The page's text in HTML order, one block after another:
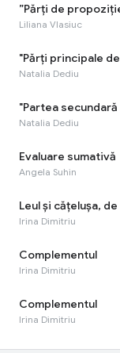
”Părți de
Liliana Vlasiuc
"Părți principale
Natalia Dediu
"Partea
Natalia Dediu
Evaluare sumativă
Angela Suhin
Leul și cățelușa,
Irina Dimitriu
Complementul
Irina Dimitriu
Complementul
Irina Dimitriu